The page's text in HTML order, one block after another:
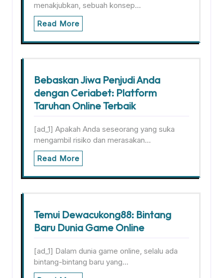
menakjubkan, sebuah konsep…
Read More
Bebaskan Jiwa Penjudi Anda
dengan Ceriabet: Platform
Taruhan Online Terbaik
[ad_1] Apakah Anda seseorang yang suka
mengambil risiko dan merasakan…
Read More
Temui Dewacukong88: Bintang
Baru Dunia Game Online
[ad_1] Dalam dunia game online, selalu ada
bintang-bintang baru yang…